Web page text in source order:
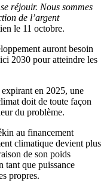
réjouir. Nous sommes
de l’argent
le 11 octobre.
auront besoin
2030 pour atteindre les
en 2025, une
doit de toute façon
du problème.
au financement
climatique devient plus
de son poids
tant que puissance
propres.